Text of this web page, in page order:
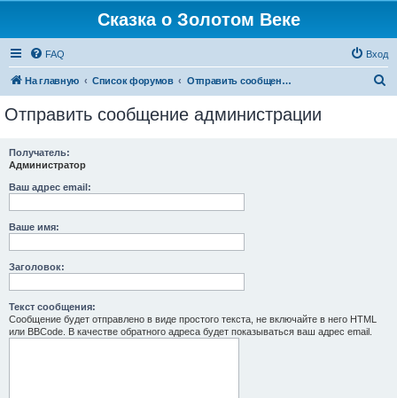
Сказка о Золотом Веке
FAQ Вход
На главную Список форумов Отправить сообщение администрации
Отправить сообщение администрации
Получатель:
Администратор
Ваш адрес email:
Ваше имя:
Заголовок:
Текст сообщения:
Сообщение будет отправлено в виде простого текста, не включайте в него HTML
или BBCode. В качестве обратного адреса будет показываться ваш адрес email.